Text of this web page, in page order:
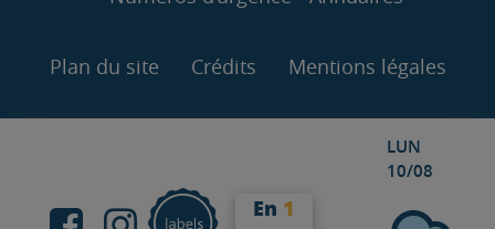
En 1
LUN
10/08
Plan du site Crédits Mentions légales